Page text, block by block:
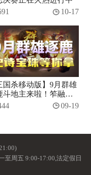
10-17
国杀移动版】9月群雄
斗地主来啦！笮融、
燕加入将池~
09-19
至周五 9:00-17:00,法定假日